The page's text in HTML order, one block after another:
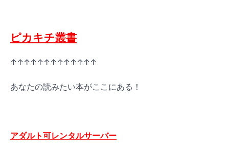
ピカキチ叢書
↑↑↑↑↑↑↑↑↑↑↑↑↑
あなたの読みたい本がここにある！
アダルト可レンタルサーバー